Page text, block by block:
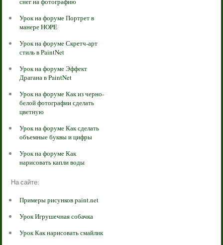
Урок на форуме Портрет в
манере HOPE
Урок на форуме Скретч-арт
стиль в PaintNet
Урок на форуме Эффект
Драгана в PaintNet
Урок на форуме Как из черно-
белой фотографии сделать
цветную
Урок на форуме Как сделать
объемные буквы и цифры
Урок на форуме Как
нарисовать капли воды
На сайте:
Примеры рисунков paint.net
Урок Игрушечная собачка
Урок Как нарисовать смайлик